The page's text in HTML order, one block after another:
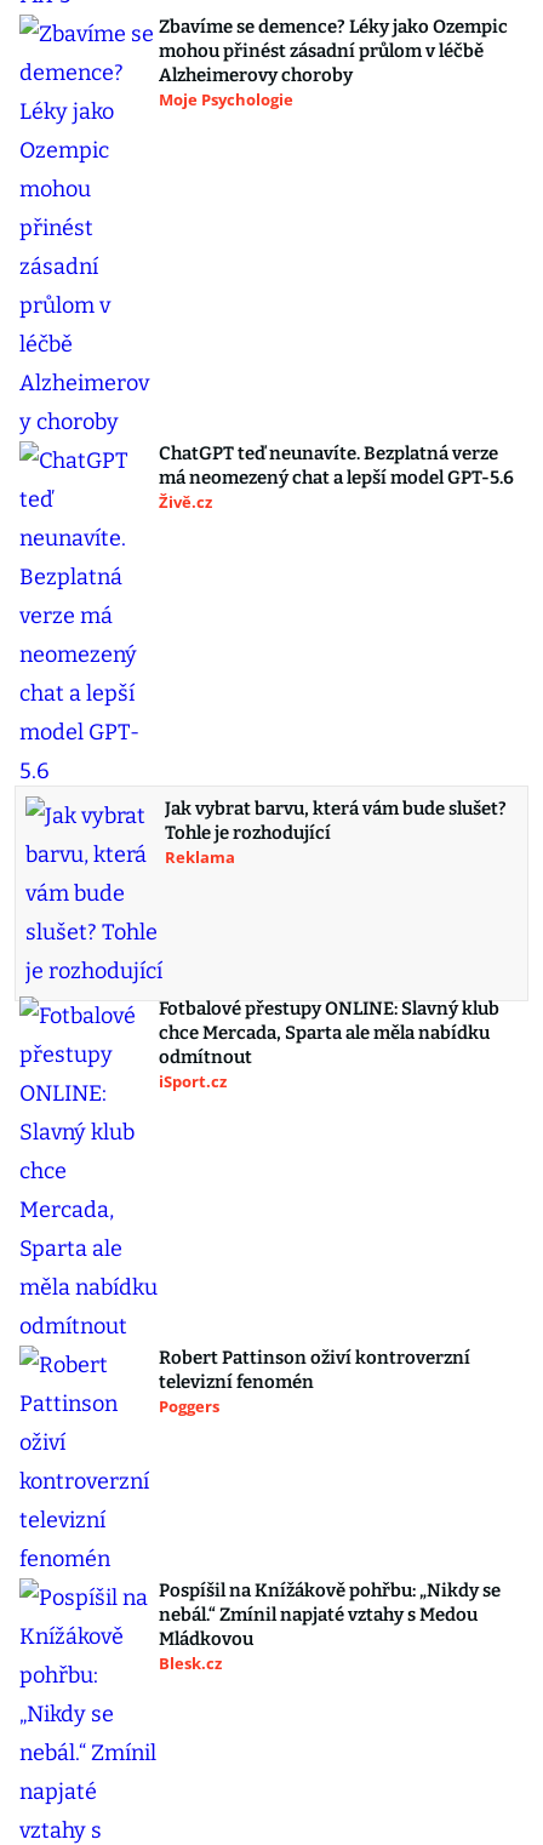
Zbavíme se demence? Léky jako Ozempic
mohou přinést zásadní průlom v léčbě
Alzheimerovy choroby
Moje Psychologie
ChatGPT teď neunavíte. Bezplatná verze
má neomezený chat a lepší model GPT-5.6
Živě.cz
Jak vybrat barvu, která vám bude slušet?
Tohle je rozhodující
Reklama
Fotbalové přestupy ONLINE: Slavný klub
chce Mercada, Sparta ale měla nabídku
odmítnout
iSport.cz
Robert Pattinson oživí kontroverzní
televizní fenomén
Poggers
Pospíšil na Knížákově pohřbu: „Nikdy se
nebál.“ Zmínil napjaté vztahy s Medou
Mládkovou
Blesk.cz